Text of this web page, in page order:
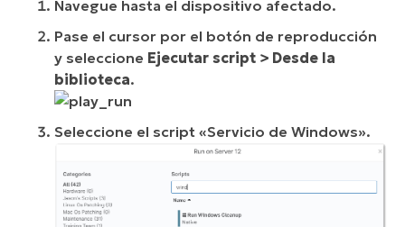
Navegue hasta el dispositivo afectado.
Pase el cursor por el botón de reproducción
y seleccione Ejecutar script > Desde la
biblioteca.
Seleccione el script «Servicio de Windows».